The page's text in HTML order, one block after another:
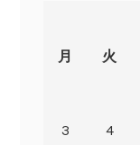
月 火
3 4